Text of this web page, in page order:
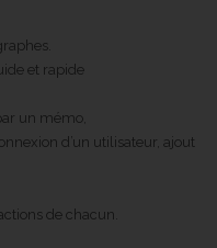
et rapide
un mémo,
d’un utilisateur, ajout
de chacun.